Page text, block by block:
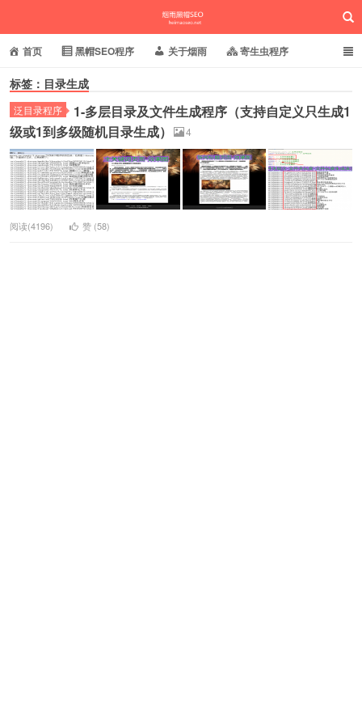
烟雨黑帽SEO
首页 黑帽SEO程序 关于烟雨 寄生虫程序
泛目录程序
批量养站程序 百度搜狗推送 网站域名快照
相关新闻动态
标签：目录生成
泛目录程序
1-多层目录及文件生成程序（支持自定义只生成1
级或1到多级随机目录生成）
4
阅读(4196) 赞 (58)